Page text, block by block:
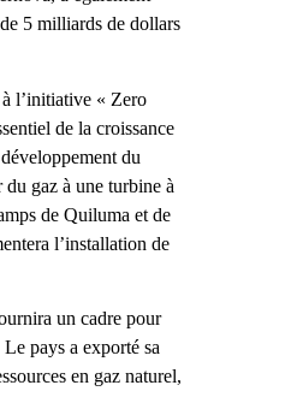
5 milliards de dollars
l’initiative « Zero
de la croissance
du
gaz à une turbine à
de Quiluma et de
l’installation de
un cadre pour
pays a exporté sa
en gaz naturel,